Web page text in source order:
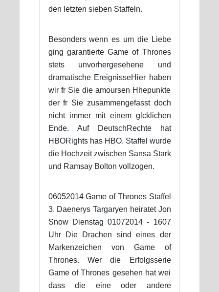
den letzten sieben Staffeln.
Besonders wenn es um die Liebe
ging garantierte Game of Thrones
stets unvorhergesehene und
dramatische EreignisseHier haben
wir fr Sie die amoursen Hhepunkte
der fr Sie zusammengefasst doch
nicht immer mit einem glcklichen
Ende. Auf DeutschRechte hat
HBORights has HBO. Staffel wurde
die Hochzeit zwischen Sansa Stark
und Ramsay Bolton vollzogen.
06052014 Game of Thrones Staffel
3. Daenerys Targaryen heiratet Jon
Snow Dienstag 01072014 - 1607
Uhr Die Drachen sind eines der
Markenzeichen von Game of
Thrones. Wer die Erfolgsserie
Game of Thrones gesehen hat wei
dass die eine oder andere